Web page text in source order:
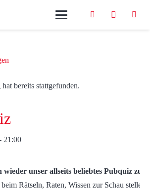
bereits stattgefunden.
21:00
unser allseits beliebtes Pubquiz
Rätseln, Raten, Wissen zur Schau stellen